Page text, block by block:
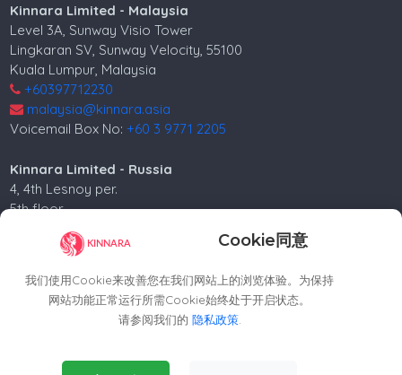
Cookie同意
我们使用Cookie来改善您在我们网站上的浏览体验。为保持
网站功能正常运行所需Cookie始终处于开启状态。
请参阅我们的 隐私政策.
Essential Cookies(Always Active)
Kinnara Limited - Malaysia
Level 3A, Sunway Visio Tower
Lingkaran SV, Sunway Velocity, 55100
Kuala Lumpur, Malaysia
+60397712230
malaysia@kinnara.asia
Voicemail Box No:+60 3 9771 2205
Kinnara Limited - Russia
4, 4th Lesnoy per.
5th floor
Moscow, 125047, Russia.
+74952258562
版权所有©2024 Kinnara Limited - 保留所有权利。-2026